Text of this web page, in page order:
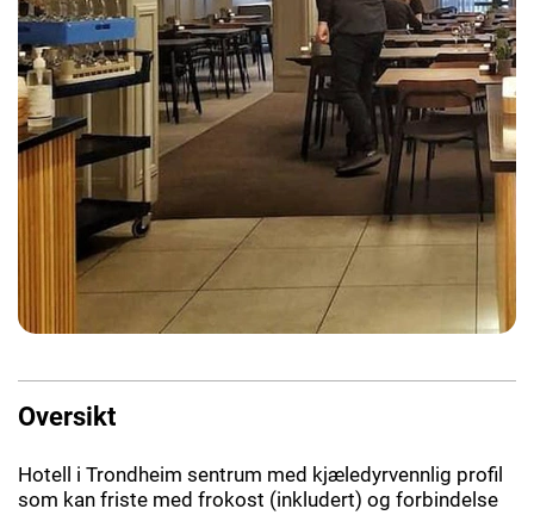
Oversikt
Hotell i Trondheim sentrum med kjæledyrvennlig profil
som kan friste med frokost (inkludert) og forbindelse